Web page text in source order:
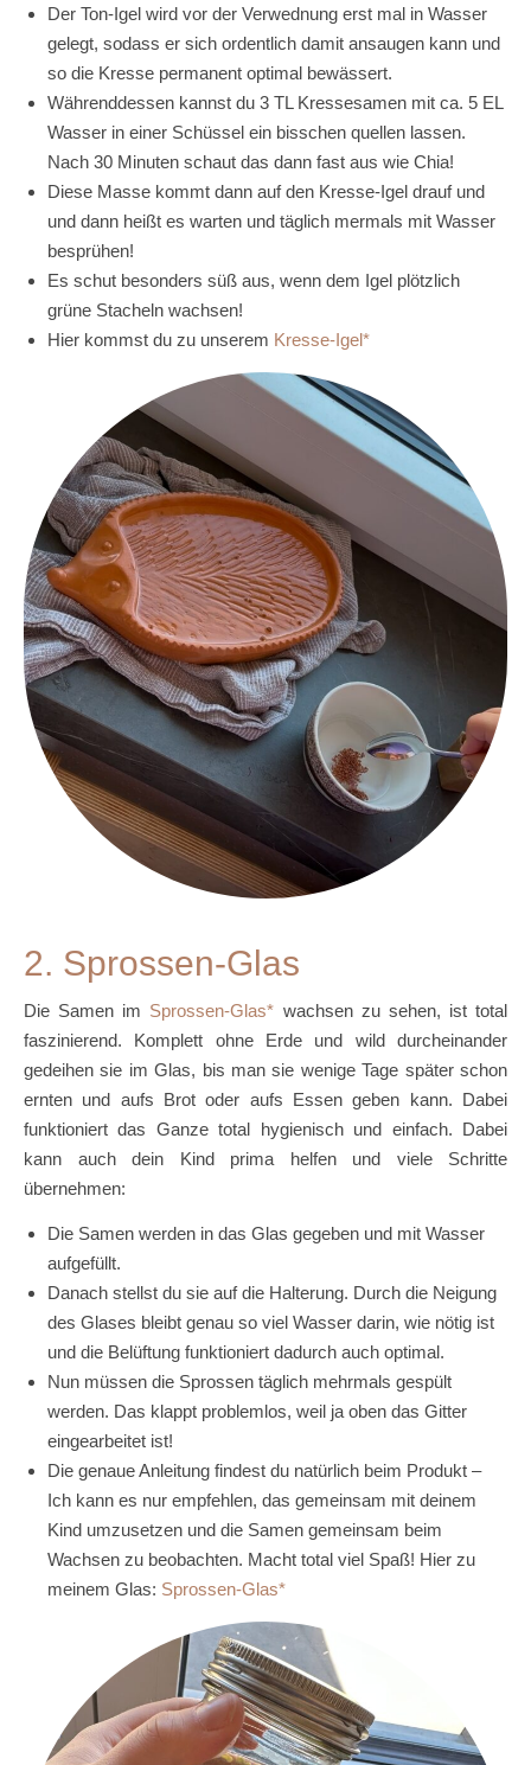
Der Ton-Igel wird vor der Verwednung erst mal in Wasser
gelegt, sodass er sich ordentlich damit ansaugen kann und
so die Kresse permanent optimal bewässert.
Währenddessen kannst du 3 TL Kressesamen mit ca. 5 EL
Wasser in einer Schüssel ein bisschen quellen lassen.
Nach 30 Minuten schaut das dann fast aus wie Chia!
Diese Masse kommt dann auf den Kresse-Igel drauf und
und dann heißt es warten und täglich mermals mit Wasser
besprühen!
Es schut besonders süß aus, wenn dem Igel plötzlich
grüne Stacheln wachsen!
Hier kommst du zu unserem Kresse-Igel
2. Sprossen-Glas
Die Samen im Sprossen-Glas
wachsen zu sehen, ist total
faszinierend. Komplett ohne Erde und wild durcheinander
gedeihen sie im Glas, bis man sie wenige Tage später schon
ernten und aufs Brot oder aufs Essen geben kann. Dabei
funktioniert das Ganze total hygienisch und einfach. Dabei
kann auch dein Kind prima helfen und viele Schritte
übernehmen:
Die Samen werden in das Glas gegeben und mit Wasser
aufgefüllt.
Danach stellst du sie auf die Halterung. Durch die Neigung
des Glases bleibt genau so viel Wasser darin, wie nötig ist
und die Belüftung funktioniert dadurch auch optimal.
Nun müssen die Sprossen täglich mehrmals gespült
werden. Das klappt problemlos, weil ja oben das Gitter
eingearbeitet ist!
Die genaue Anleitung findest du natürlich beim Produkt –
Ich kann es nur empfehlen, das gemeinsam mit deinem
Kind umzusetzen und die Samen gemeinsam beim
Wachsen zu beobachten. Macht total viel Spaß! Hier zu
meinem Glas: Sprossen-Glas